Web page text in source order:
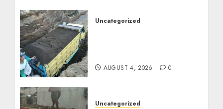
Uncategorized
AUGUST 4, 2026 0
Uncategorized